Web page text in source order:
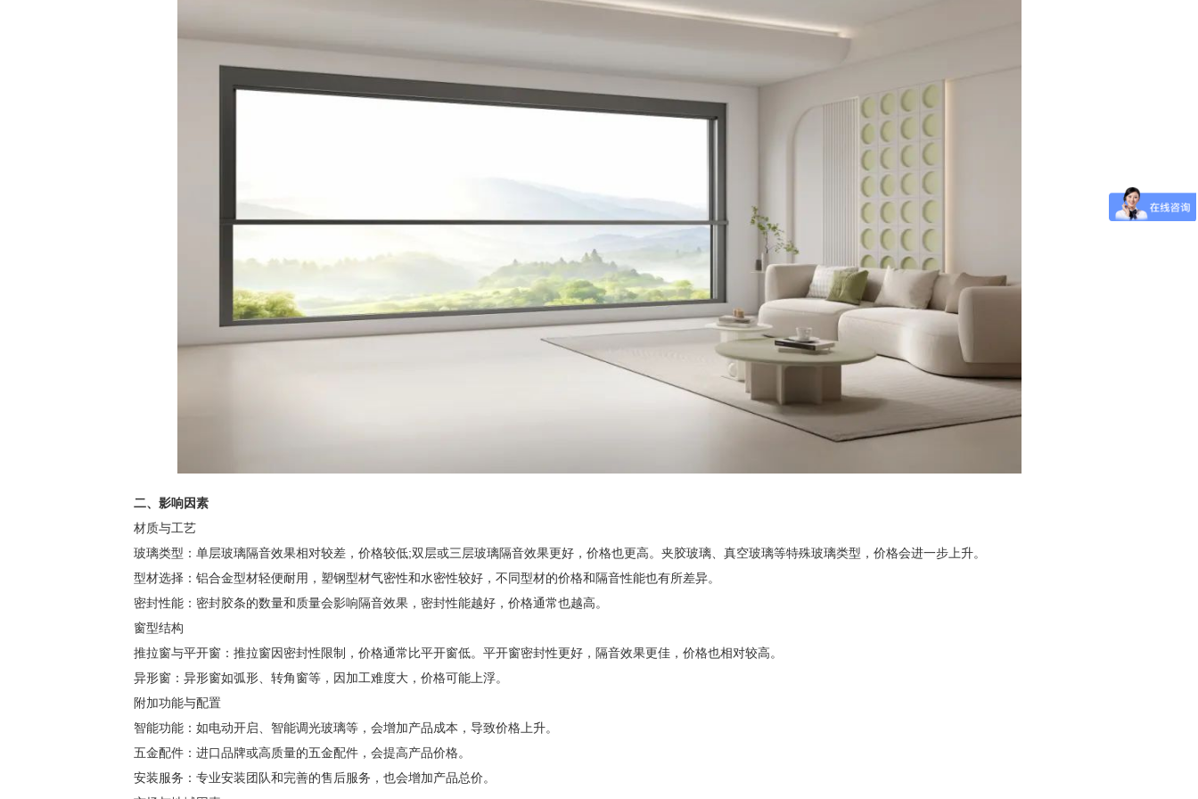
二、影响因素
材质与工艺
玻璃类型：单层玻璃隔音效果相对较差，价格较低;双层或三层玻璃隔音效果更好，价格也更高。夹胶玻璃、真空玻璃等特殊玻璃类型，价格会进一步上升。
型材选择：铝合金型材轻便耐用，塑钢型材气密性和水密性较好，不同型材的价格和隔音性能也有所差异。
密封性能：密封胶条的数量和质量会影响隔音效果，密封性能越好，价格通常也越高。
窗型结构
推拉窗与平开窗：推拉窗因密封性限制，价格通常比平开窗低。平开窗密封性更好，隔音效果更佳，价格也相对较高。
异形窗：异形窗如弧形、转角窗等，因加工难度大，价格可能上浮。
附加功能与配置
智能功能：如电动开启、智能调光玻璃等，会增加产品成本，导致价格上升。
五金配件：进口品牌或高质量的五金配件，会提高产品价格。
安装服务：专业安装团队和完善的售后服务，也会增加产品总价。